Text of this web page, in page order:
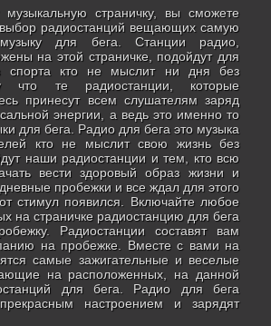
музыкальную страничку, вы сможете
радиостанций вещающих самую
музыку для бега. Станции радио,
на этой страничке, подойдут для
спорта кто не мыслит ни дня без
что те радиостанции, которые
принесут всем слушателям заряд
энергии, а ведь это именно то
для бега. Радио для бега это музыка
кто не мыслит свою жизнь без
наши радиостанции и тем, кто всю
вести здоровый образ жизни и
пробежки и все ждал для этого
стимул появился. Включайте любое
на страничке радиостанцию для бега
Радиостанции составят вам
на пробежке. Вместе c вами на
самые зажигательные и веселые
на расположенных, на данной
для бега. Радио для бега
настроением и зарядят